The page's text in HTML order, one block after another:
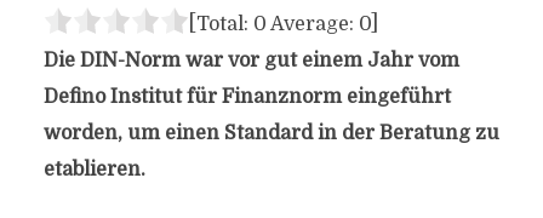
[Total: 0 Average: 0]
Die DIN-Norm war vor gut einem Jahr vom
Defino Institut für Finanznorm eingeführt
worden, um einen Standard in der Beratung zu
etablieren.